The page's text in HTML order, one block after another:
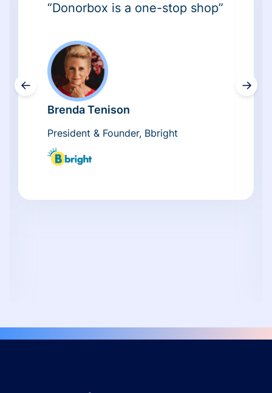
←
“Donorbox is a one-stop shop”
Brenda Tenison
President & Founder, Bbright
→